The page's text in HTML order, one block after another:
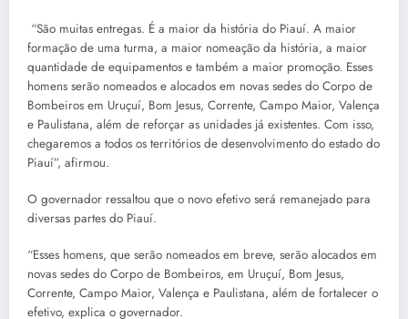
“São muitas entregas. É a maior da história do Piauí. A maior
formação de uma turma, a maior nomeação da história, a maior
quantidade de equipamentos e também a maior promoção. Esses
homens serão nomeados e alocados em novas sedes do Corpo de
Bombeiros em Uruçuí, Bom Jesus, Corrente, Campo Maior, Valença
e Paulistana, além de reforçar as unidades já existentes. Com isso,
chegaremos a todos os territórios de desenvolvimento do estado do
Piauí”, afirmou.
O governador ressaltou que o novo efetivo será remanejado para
diversas partes do Piauí.
“Esses homens, que serão nomeados em breve, serão alocados em
novas sedes do Corpo de Bombeiros, em Uruçuí, Bom Jesus,
Corrente, Campo Maior, Valença e Paulistana, além de fortalecer o
efetivo, explica o governador.